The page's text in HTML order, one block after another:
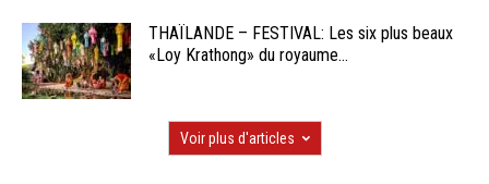
THAÏLANDE – FESTIVAL: Les six plus beaux
«Loy Krathong» du royaume...
Voir plus d'articles